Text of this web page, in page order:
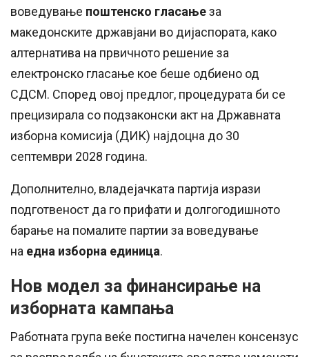
воведување поштенско гласањеза
македонските државјани во дијаспората, како
алтернатива на првичното решение за
електронско гласање кое беше одбиено од
СДСМ. Според овој предлог, процедурата би се
прецизирала со подзаконски акт на Државната
изборна комисија (ДИК) најдоцна до 30
септември 2028 година.
Дополнително, владејачката партија изрази
подготвеност да го прифати и долгогодишното
барање на помалите партии за воведување
на една изборна единица.
Нов модел за финансирање на
изборната кампања
Работната група веќе постигна начелен консензус